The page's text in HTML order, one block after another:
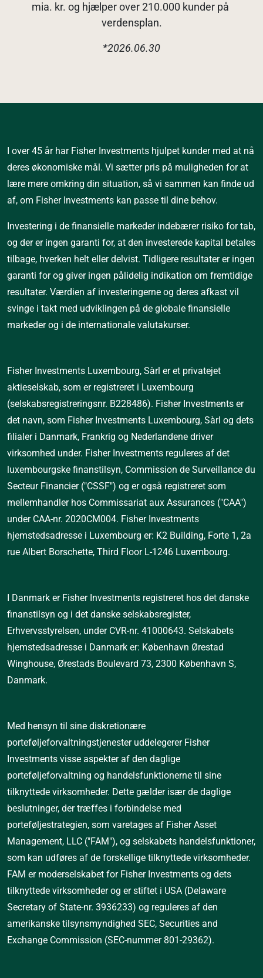
mia. kr. og hjælper over 210.000 kunder på
verdensplan.
*2026.06.30
I over 45 år har Fisher Investments hjulpet kunder med at nå
deres økonomiske mål. Vi sætter pris på muligheden for at
lære mere omkring din situation, så vi sammen kan finde ud
af, om Fisher Investments kan passe til dine behov.
Investering i de finansielle markeder indebærer risiko for tab,
og der er ingen garanti for, at den investerede kapital betales
tilbage, hverken helt eller delvist. Tidligere resultater er ingen
garanti for og giver ingen pålidelig indikation om fremtidige
resultater. Værdien af investeringerne og deres afkast vil
svinge i takt med udviklingen på de globale finansielle
markeder og i de internationale valutakurser.
Fisher Investments Luxembourg, Sàrl er et privatejet
aktieselskab, som er registreret i Luxembourg
(selskabsregistreringsnr. B228486). Fisher Investments er
det navn, som Fisher Investments Luxembourg, Sàrl og dets
filialer i Danmark, Frankrig og Nederlandene driver
virksomhed under. Fisher Investments reguleres af det
luxembourgske finanstilsyn, Commission de Surveillance du
Secteur Financier ("CSSF") og er også registreret som
mellemhandler hos Commissariat aux Assurances ("CAA")
under CAA-nr. 2020CM004. Fisher Investments
hjemstedsadresse i Luxembourg er: K2 Building, Forte 1, 2a
rue Albert Borschette, Third Floor L-1246 Luxembourg.
I Danmark er Fisher Investments registreret hos det danske
finanstilsyn og i det danske selskabsregister,
Erhvervsstyrelsen, under CVR-nr. 41000643. Selskabets
hjemstedsadresse i Danmark er: København Ørestad
Winghouse, Ørestads Boulevard 73, 2300 København S,
Danmark.
Med hensyn til sine diskretionære
porteføljeforvaltningstjenester uddelegerer Fisher
Investments visse aspekter af den daglige
porteføljeforvaltning og handelsfunktionerne til sine
tilknyttede virksomheder. Dette gælder især de daglige
beslutninger, der træffes i forbindelse med
porteføljestrategien, som varetages af Fisher Asset
Management, LLC ("FAM"), og selskabets handelsfunktioner,
som kan udføres af de forskellige tilknyttede virksomheder.
FAM er moderselskabet for Fisher Investments og dets
tilknyttede virksomheder og er stiftet i USA (Delaware
Secretary of State-nr. 3936233) og reguleres af den
amerikanske tilsynsmyndighed SEC, Securities and
Exchange Commission (SEC-nummer 801-29362).